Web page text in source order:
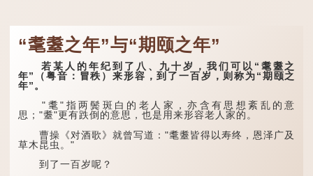
“耄耋之年”与“期颐之年”
若某人的年纪到了八、九十岁，我们可以“耄耋之
年”（粤音：冒秩）来形容，到了一百岁，则称为“期颐之
年”。
"耄"指两鬓斑白的老人家，亦含有思想紊乱的意
思；"耋"更有跌倒的意思，也是用来形容老人家的。
曹操《对酒歌》就曾写道："耄耋皆得以寿终，恩泽广及
草木昆虫。"
到了一百岁呢？